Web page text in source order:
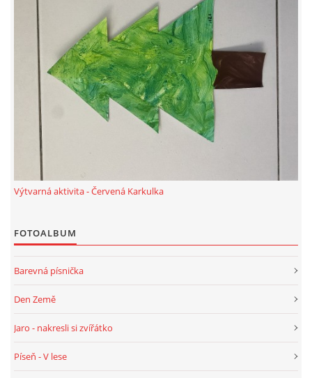
VZDĚLÁVACÍ BLOK BŘEZEN
VZDĚLÁVACÍ BLOK DUBEN
VÝTVARNÉ TECHNIKY
VÝTVARNÉ POMŮCKY
VÝTVARNÉ AKTIVITY - JARO
VÝTVARNÉ AKTIVITY - LÉTO
VÝTVARNÉ AKTIVITY - PODZIM
CHARAKTERISTIKA ROČNÍCH OBDOBÍ
Výtvarná aktivita - Červená Karkulka
FOTOALBUM
Barevná písnička
Den Země
Jaro - nakresli si zvířátko
Píseň - V lese